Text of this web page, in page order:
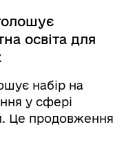
освіта для
набір на
у сфері
Це продовження